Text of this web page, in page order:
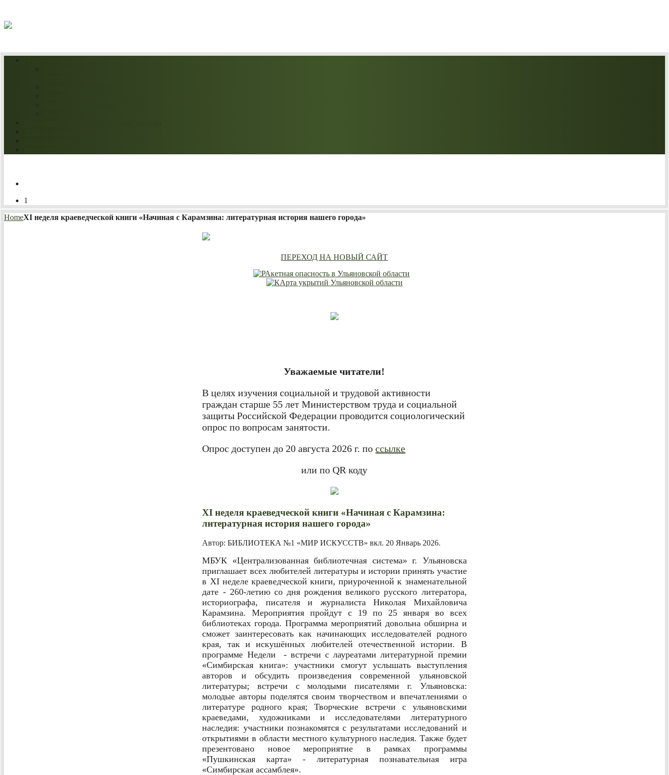
1
HomeXI неделя краеведческой книги «Начиная с Карамзина: литературная история нашего города»
ПЕРЕХОД НА НОВЫЙ САЙТ
Уважаемые читатели!
В целях изучения социальной и трудовой активности
граждан старше 55 лет Министерством труда и социальной
защиты Российской Федерации проводится социологический
опрос по вопросам занятости.
Опрос доступен до 20 августа 2026 г. поссылке
или по QR коду
XI неделя краеведческой книги «Начиная с Карамзина:
литературная история нашего города»
Автор: БИБЛИОТЕКА №1 «МИР ИСКУССТВ» вкл. 20 Январь 2026.
МБУК «Централизованная библиотечная система» г. Ульяновска
приглашает всех любителей литературы и истории принять участие
в XI неделе краеведческой книги, приуроченной к знаменательной
дате - 260-летию со дня рождения великого русского литератора,
историографа, писателя и журналиста Николая Михайловича
Карамзина. Мероприятия пройдут с 19 по 25 января во всех
библиотеках города. Программа мероприятий довольна обширна и
сможет заинтересовать как начинающих исследователей родного
края, так и искушённых любителей отечественной истории. В
программе Недели - встречи с лауреатами литературной премии
«Симбирская книга»: участники смогут услышать выступления
авторов и обсудить произведения современной ульяновской
литературы; встречи с молодыми писателями г. Ульяновска:
молодые авторы поделятся своим творчеством и впечатлениями о
литературе родного края; Творческие встречи с ульяновскими
краеведами, художниками и исследователями литературного
наследия: участники познакомятся с результатами исследований и
открытиями в области местного культурного наследия. Также будет
презентовано новое мероприятие в рамках программы
«Пушкинская карта» - литературная познавательная игра
«Симбирская ассамблея».